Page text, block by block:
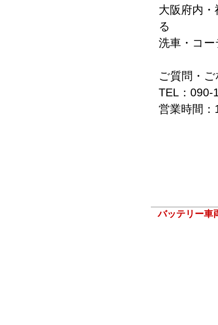
大阪府内
る
洗車・コ
ご質問・
TEL：090-
営業時間
バッテリー車